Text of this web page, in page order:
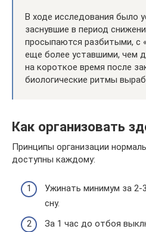
В ходе исследования было
заснувшие в период
просыпаются разбитыми, с
еще более уставшими, чем
на короткое время после
биологические ритмы
Как организовать
Принципы организации
доступны каждому:
Ужинать минимум за 2-
сну.
За 1 час до отбоя